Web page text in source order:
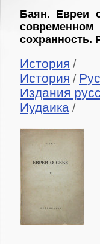
Баян. Евреи
сохранность.
История /
История /
Издания
Иудаика /